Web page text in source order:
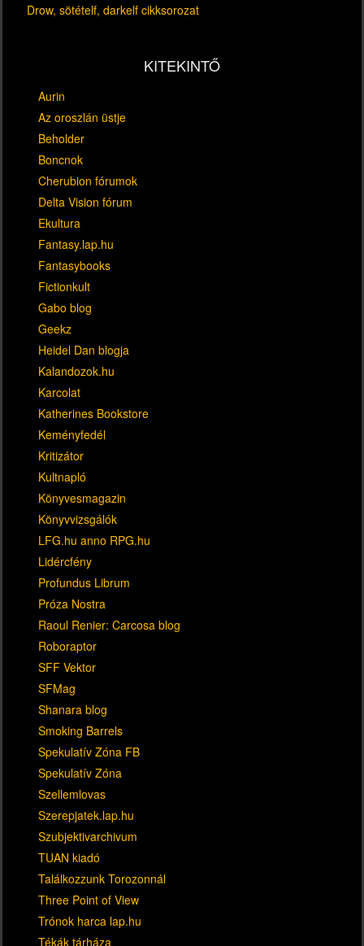
Drow, sötételf, darkelf cikksorozat
KITEKINTŐ
Aurin
Az oroszlán üstje
Beholder
Boncnok
Cherubion fórumok
Delta Vision fórum
Ekultura
Fantasy.lap.hu
Fantasybooks
Fictionkult
Gabo blog
Geekz
Heidel Dan blogja
Kalandozok.hu
Karcolat
Katherines Bookstore
Keményfedél
Kritizátor
Kultnapló
Könyvesmagazin
Könyvvizsgálók
LFG.hu anno RPG.hu
Lidércfény
Profundus Librum
Próza Nostra
Raoul Renier: Carcosa blog
Roboraptor
SFF Vektor
SFMag
Shanara blog
Smoking Barrels
Spekulatív Zóna FB
Spekulatív Zóna
Szellemlovas
Szerepjatek.lap.hu
Szubjektivarchivum
TUAN kiadó
Találkozzunk Torozonnál
Three Point of View
Trónok harca lap.hu
Tékák tárháza